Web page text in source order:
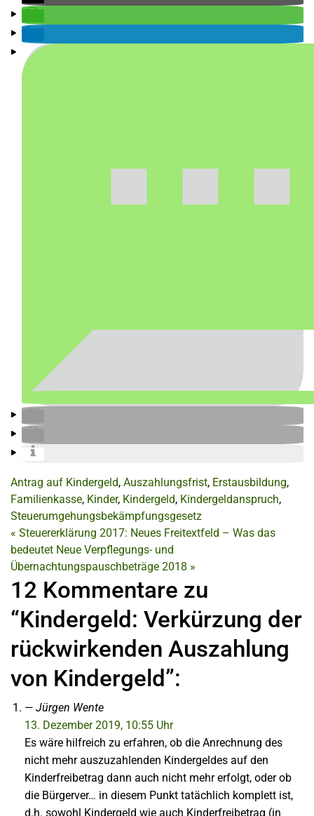
Antrag auf Kindergeld, Auszahlungsfrist, Erstausbildung,
Familienkasse, Kinder, Kindergeld, Kindergeldanspruch,
Steuerumgehungsbekämpfungsgesetz
« Steuererklärung 2017: Neues Freitextfeld – Was das
bedeutet Neue Verpflegungs- und
Übernachtungspauschbeträge 2018 »
12 Kommentare zu
“Kindergeld: Verkürzung der
rückwirkenden Auszahlung
von Kindergeld”:
Jürgen Wente
13. Dezember 2019, 10:55 Uhr
Es wäre hilfreich zu erfahren, ob die Anrechnung des
nicht mehr auszuzahlenden Kindergeldes auf den
Kinderfreibetrag dann auch nicht mehr erfolgt, oder ob
die Bürgerver… in diesem Punkt tatächlich komplett ist,
d.h. sowohl Kindergeld wie auch Kinderfreibetrag (in